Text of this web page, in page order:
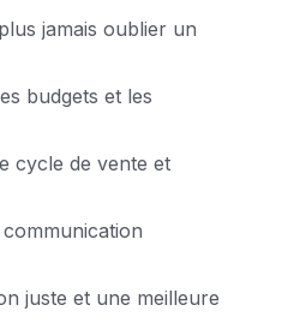
jamais oublier un
budgets et les
cycle de vente et
juste et une meilleure